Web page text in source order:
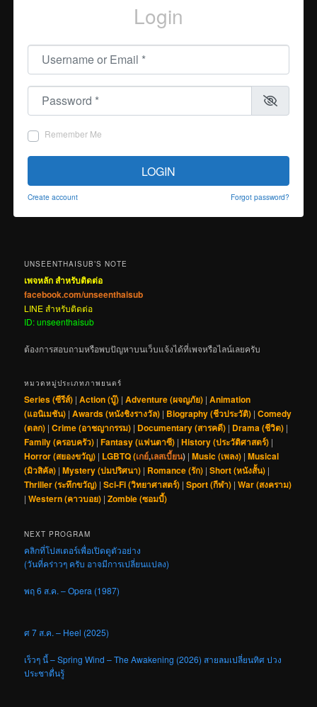
Login
Username or Email
Password
Remember Me
LOGIN
Create account Forgot password?
UNSEENTHAISUB’S NOTE
เพจหลัก สำหรับติดต่อ
facebook.com/unseenthaisub
LINE สำหรับติดต่อ
ID: unseenthaisub
ต้องการสอบถามหรือพบปัญหาบนเว็บแจ้งได้ที่เพจหรือไลน์เลยครับ
หมวดหมู่ประเภทภาพยนตร์
Series (ซีรีส์) |Action (บู๊) |Adventure (ผจญภัย) |Animation
(แอนิเมชัน) |Awards (หนังชิงรางวัล) | Biography (ชีวประวัติ) |Comedy
(ตลก) |Crime (อาชญากรรม) | Documentary (สารคดี) | Drama (ชีวิต) |
Family (ครอบครัว) |Fantasy (แฟนตาซี) |History (ประวัติศาสตร์) |
Horror (สยองขวัญ) | LGBTQ (เกย์,เลสเบี้ยน) |Music (เพลง) |Musical
(มิวสิคัล) |Mystery (ปมปริศนา) | Romance (รัก) |Short (หนังสั้น) |
Thriller (ระทึกขวัญ) |Sci-Fi (วิทยาศาสตร์) |Sport (กีฬา) |War (สงคราม)
|Western (คาวบอย) |Zombie (ซอมบี้)
NEXT PROGRAM
คลิกที่โปสเตอร์เพื่อเปิดดูตัวอย่าง
(วันที่คร่าวๆ ครับ อาจมีการเปลี่ยนแปลง)
พฤ 6 ส.ค. – Opera (1987)
ศ 7 ส.ค. – Heel (2025)
เร็วๆ นี้ – Spring Wind – The Awakening (2026) สายลมเปลี่ยนทิศ ปวง
ประชาตื่นรู้